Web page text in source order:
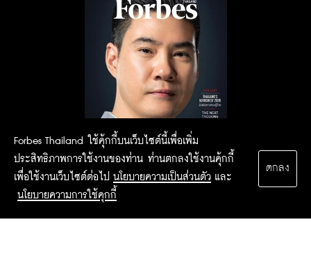
Forbes Thailand ใช้คุ้กกี้บนเว็บไซต์นี้เพื่อเพิ่ม
ประสิทธิภาพการใช้งานของท่าน ท่านตกลงใช้งานคุ้กกี้
เพื่อใช้งานเว็บไซต์ต่อไป นโยบายความเป็นส่วนตัว และ
นโยบายความการใช้คุกกี้
ตกลง
2015 Forbesthailand.com ALL RIGHTS RESERVED